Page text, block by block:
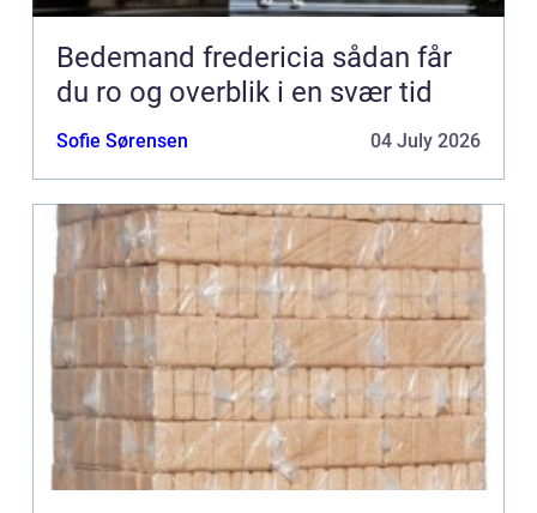
Bedemand fredericia sådan får
du ro og overblik i en svær tid
Sofie Sørensen 04 July 2026